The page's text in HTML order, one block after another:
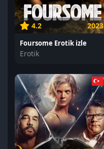
4.2 2023
Foursome Erotik izle
Erotik